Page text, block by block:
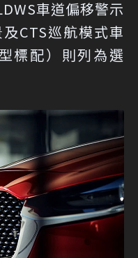
車道偏移警示
CTS巡航模式車
標配）則列為選